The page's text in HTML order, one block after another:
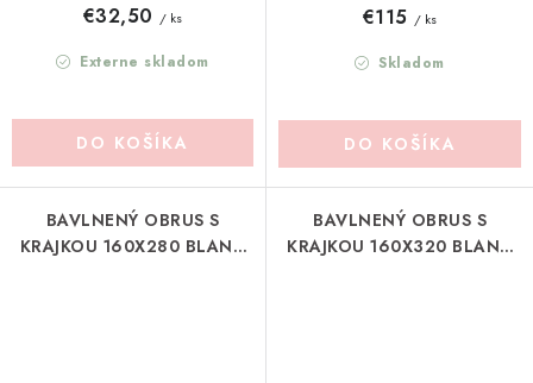
Externe skladom
€32,50 / ks
DO KOŠÍKA
Skladom
€115 / ks
DO KOŠÍKA
BAVLNENÝ OBRUS S
KRAJKOU 160X280 BLANC
BAVLNENÝ OBRUS S
KRAJKOU 160X320 BLANC